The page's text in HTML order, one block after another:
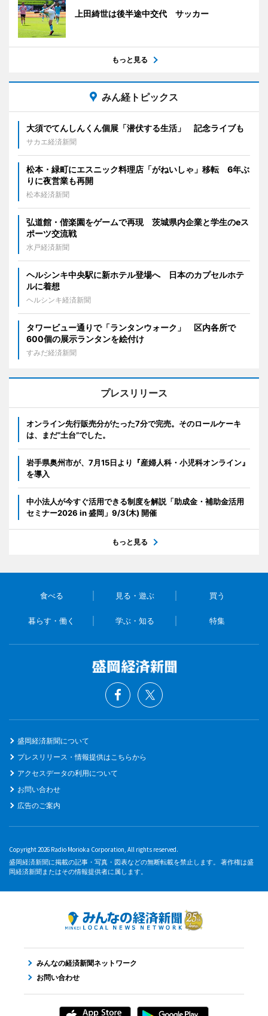
上田綺世は後半途中交代 サッカー
もっと見る
みん経トピックス
大須でてんしんくん個展「潜伏する生活」 記念ライブも
サカエ経済新聞
松本・緑町にエスニック料理店「がねいしゃ」移転 6年ぶ
りに夜営業も再開
松本経済新聞
弘道館・偕楽園をゲームで再現 茨城県内企業と学生のeス
ポーツ交流戦
水戸経済新聞
ヘルシンキ中央駅に新ホテル登場へ 日本のカプセルホテ
ルに着想
ヘルシンキ経済新聞
タワービュー通りで「ランタンウォーク」 区内各所で
600個の展示ランタンを絵付け
すみだ経済新聞
プレスリリース
オンライン先行販売分がたった7分で完売。そのロールケーキ
は、まだ“土台”でした。
岩手県奥州市が、7月15日より『産婦人科・小児科オンライン』
を導入
中小法人が今すぐ活用できる制度を解説「助成金・補助金活用
セミナー2026 in 盛岡」9/3(木) 開催
もっと見る
食べる 見る・遊ぶ 買う
暮らす・働く 学ぶ・知る 特集
盛岡経済新聞について
プレスリリース・情報提供はこちらから
アクセスデータの利用について
お問い合わせ
広告のご案内
Copyright 2026 Radio Morioka Corporation, All rights reserved.
盛岡経済新聞に掲載の記事・写真・図表などの無断転載を禁止します。 著作権は盛
岡経済新聞またはその情報提供者に属します。
みんなの経済新聞ネットワーク
お問い合わせ